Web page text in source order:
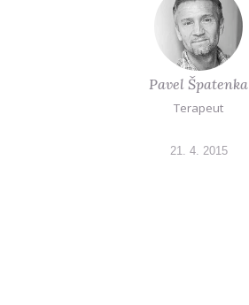
Pavel Špatenka
Terapeut
21. 4. 2015